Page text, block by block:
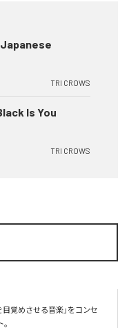
TRI CROWS
Is You
TRI CROWS
目覚めさせる音楽」をコンセ